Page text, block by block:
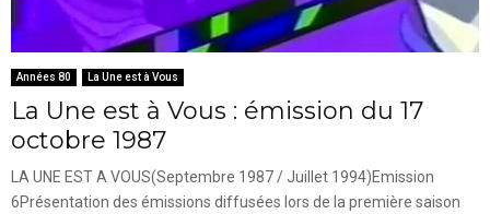
Années 80 La Une est à Vous
La Une est à Vous : émission du 17
octobre 1987
LA UNE EST A VOUS(Septembre 1987 / Juillet 1994)Emission
6Présentation des émissions diffusées lors de la première saison